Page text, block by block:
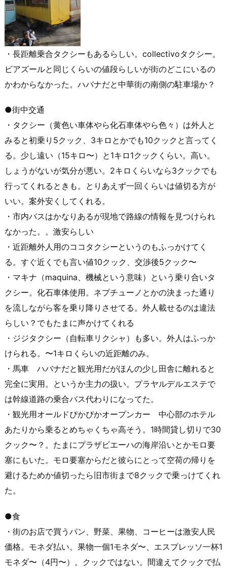
・長距離乗合タクシーもあるらしい。collectivoタクシー。
ビアズールと同じくらいの値段らしいが街のどこにいるの
かわからなかった。ハバナだと中華街の南側の駐車場か？
●街中交通
・タクシー（黄色い車体やら化石車体やら色々）は外人と
みると初乗り5クック、3キロとかでも10クックと言ってく
る。少し遠い（15キロ〜）と1キロ1クックくらい。高い。
しょうがないが気分が悪い。2キロくらいなら3クックでも
行ってくれるときも。とりあえず一回くらいは値切る方が
いい。案外安くしてくれる。
・市内バスはかなりあるが現地で路線の情報を見つけられ
なかった。。激安らしい
・近距離外人用のココタクシーというのもふっかけてく
る。すぐ近くでも言い値10クック、交渉後5クック〜
・マキナ（maquina、機械という意味）という乗り合いタ
クシー。化石車体使用。ネプチューノとかの決まった通り
を流しながら客を乗り降りさせてる。外人載せるのは違法
らしい？でもたまに声かけてくれる
・ジジタクシー（自転車リクシャ）も多い。外人はふっか
けられる。〜1キロくらいの近距離のみ。
・馬車 ハバナだと観光用だがほんの少し田舎に離れると
完全に実用。というか主力の扱い。プラヤルデルエステで
は幹線道路の乗合バス代わりになってた。
・観光用オールドぴかぴかオープンカー 中心部のホテル
あたりから乗るとめちゃくちゃ高そう。1時間貸し切りで30
クック〜？。たまにプラザビエーハの海岸沿いとかモロ要
塞にもいた。モロ要塞からだと彼らにとって空荷の帰りを
避けるためか値切ったら旧市街まで8クックで乗っけてくれ
た。
●食
・街のお店で買うパン、野菜、果物、コーヒーは激安人民
価格。モネダ払い。果物一個1モネダ〜、エスプレッソ一杯1
モネダ〜（4円〜）。クックではない。間違えてクックで払